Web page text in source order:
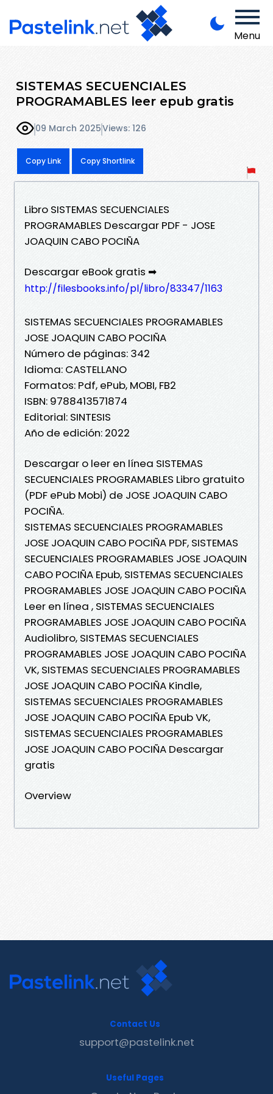
Menu
SISTEMAS SECUENCIALES
PROGRAMABLES leer epub gratis
09 March 2025Views: 126
Copy Link Copy Shortlink
Libro SISTEMAS SECUENCIALES
PROGRAMABLES Descargar PDF - JOSE
JOAQUIN CABO POCIÑA
Descargar eBook gratis ➡
http://filesbooks.info/pl/libro/83347/1163
SISTEMAS SECUENCIALES PROGRAMABLES
JOSE JOAQUIN CABO POCIÑA
Número de páginas: 342
Idioma: CASTELLANO
Formatos: Pdf, ePub, MOBI, FB2
ISBN: 9788413571874
Editorial: SINTESIS
Año de edición: 2022
Descargar o leer en línea SISTEMAS
SECUENCIALES PROGRAMABLES Libro gratuito
(PDF ePub Mobi) de JOSE JOAQUIN CABO
POCIÑA.
SISTEMAS SECUENCIALES PROGRAMABLES
JOSE JOAQUIN CABO POCIÑA PDF, SISTEMAS
SECUENCIALES PROGRAMABLES JOSE JOAQUIN
CABO POCIÑA Epub, SISTEMAS SECUENCIALES
PROGRAMABLES JOSE JOAQUIN CABO POCIÑA
Leer en línea , SISTEMAS SECUENCIALES
PROGRAMABLES JOSE JOAQUIN CABO POCIÑA
Audiolibro, SISTEMAS SECUENCIALES
PROGRAMABLES JOSE JOAQUIN CABO POCIÑA
VK, SISTEMAS SECUENCIALES PROGRAMABLES
JOSE JOAQUIN CABO POCIÑA Kindle,
SISTEMAS SECUENCIALES PROGRAMABLES
JOSE JOAQUIN CABO POCIÑA Epub VK,
SISTEMAS SECUENCIALES PROGRAMABLES
JOSE JOAQUIN CABO POCIÑA Descargar
gratis
Overview
Contact Us
support@pastelink.net
Useful Pages